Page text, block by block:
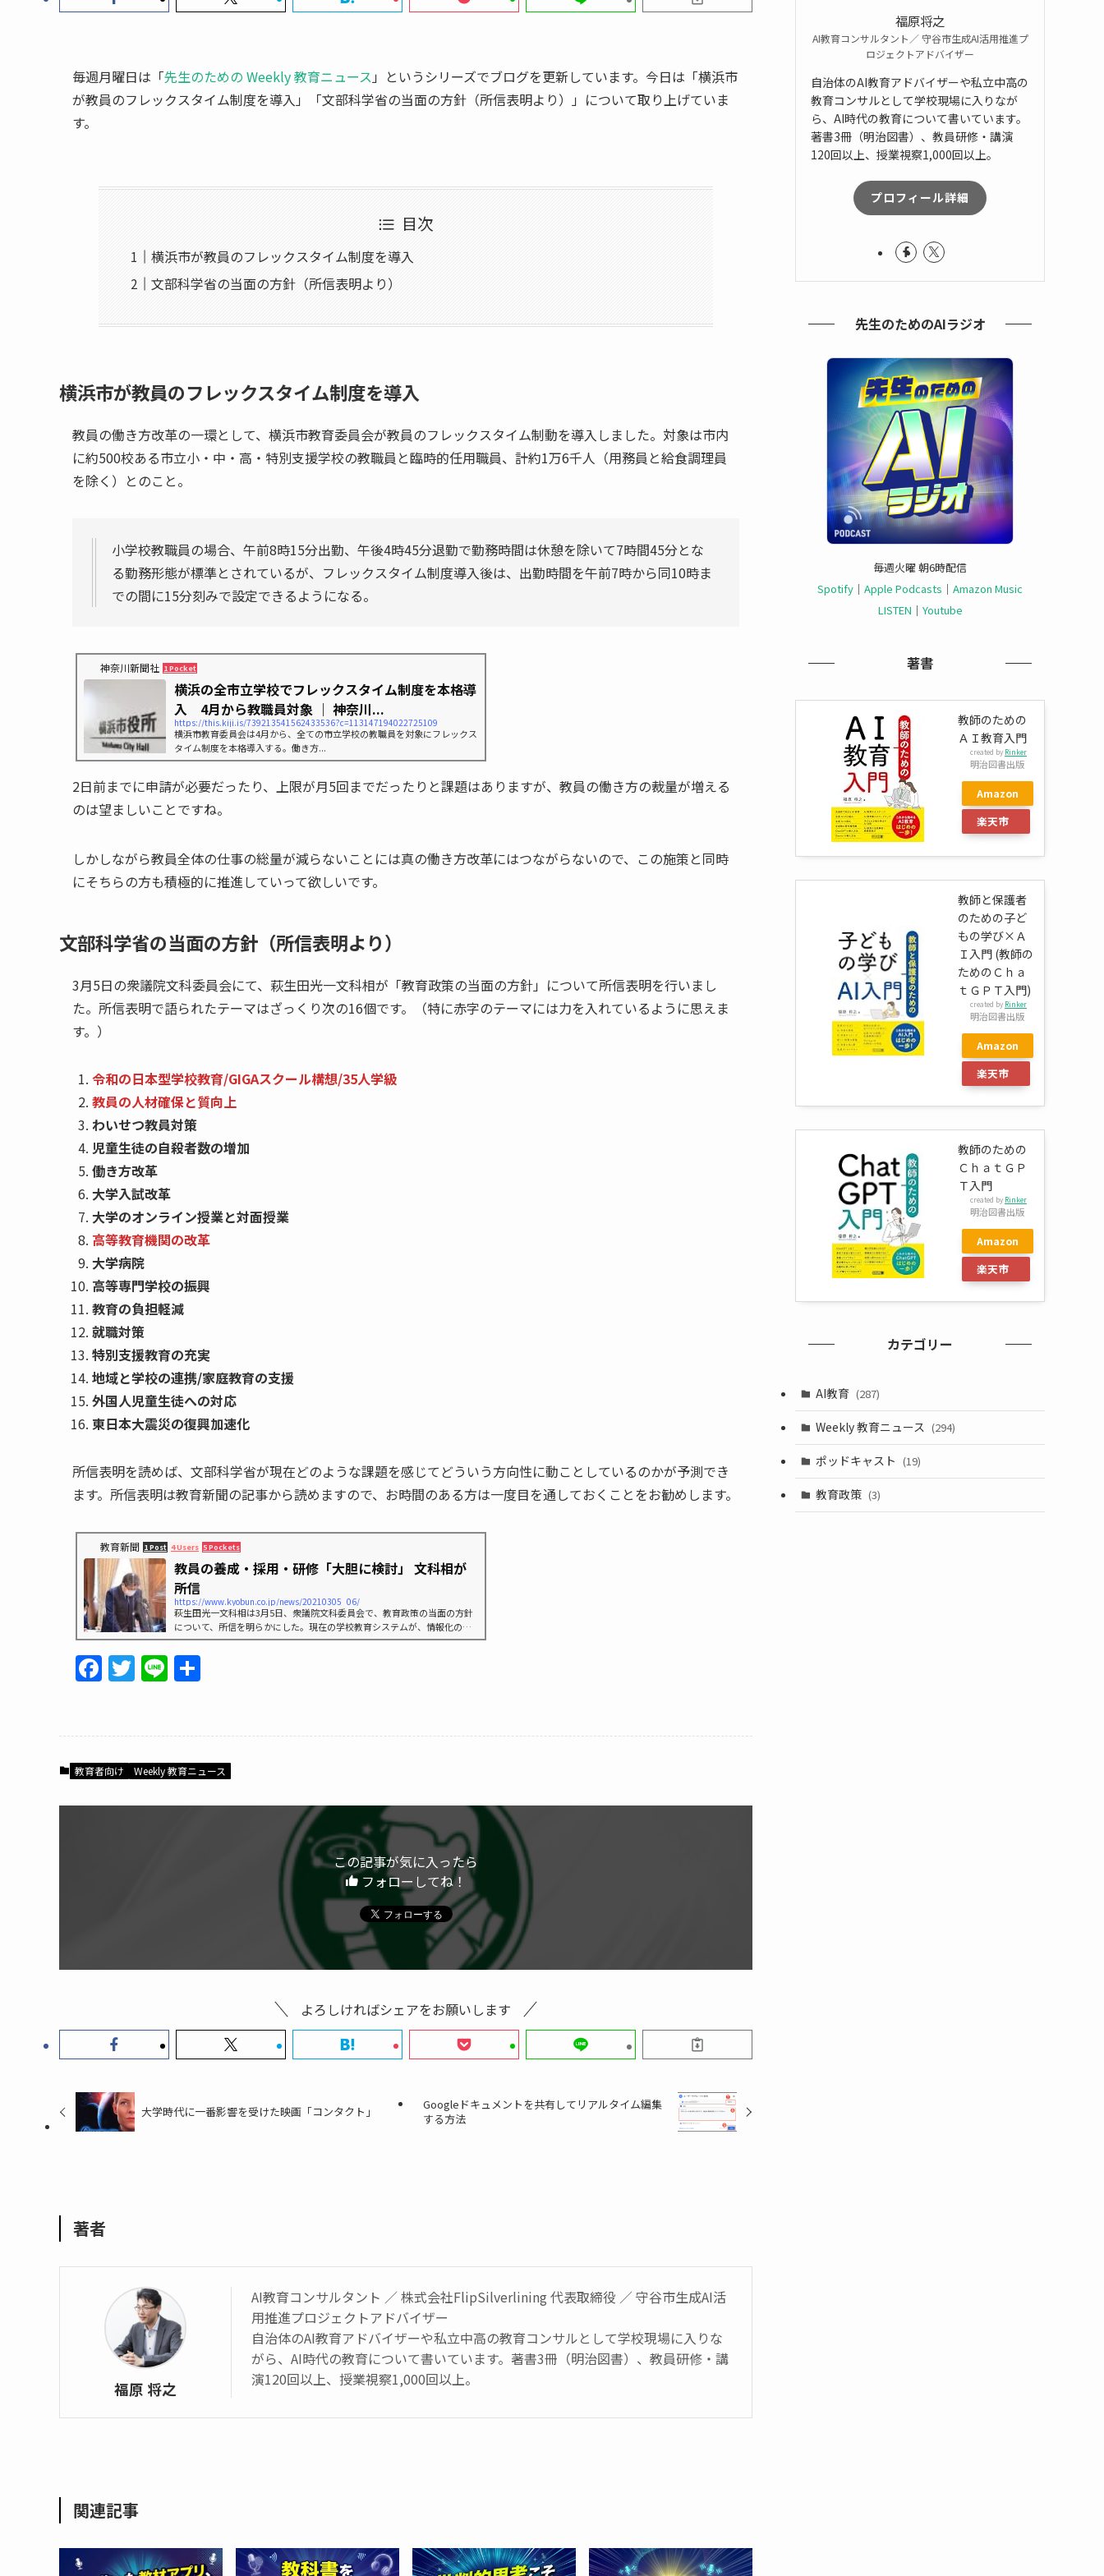
毎週月曜日は「先生のための Weekly 教育ニュース 」というシリーズでブログを更新しています。今日は「横浜市
が教員のフレックスタイム制度を導入」「文部科学省の当面の方針（所信表明より）」について取り上げていま
す。
目次
横浜市が教員のフレックスタイム制度を導入
文部科学省の当面の方針（所信表明より）
横浜市が教員のフレックスタイム制度を導入
教員の働き方改革の一環として、横浜市教育委員会が教員のフレックスタイム制動を導入しました。対象は市内
に約500校ある市立小・中・高・特別支援学校の教職員と臨時的任用職員、計約1万6千人（用務員と給食調理員
を除く）とのこと。
小学校教職員の場合、午前8時15分出勤、午後4時45分退勤で勤務時間は休憩を除いて7時間45分とな
る勤務形態が標準とされているが、フレックスタイム制度導入後は、出勤時間を午前7時から同10時ま
での間に15分刻みで設定できるようになる。
神奈川新聞社 1 Pocket
横浜の全市立学校でフレックスタイム制度を本格導
入 4月から教職員対象 ｜ 神奈川...
https://this.kiji.is/739213541562433536?c=113147194022725109
横浜市教育委員会は4月から、全ての市立学校の教職員を対象にフレックス
タイム制度を本格導入する。働き方...
2日前までに申請が必要だったり、上限が月5回までだったりと課題はありますが、教員の働き方の裁量が増える
のは望ましいことですね。
しかしながら教員全体の仕事の総量が減らないことには真の働き方改革にはつながらないので、この施策と同時
にそちらの方も積極的に推進していって欲しいです。
文部科学省の当面の方針（所信表明より）
3月5日の衆議院文科委員会にて、萩生田光一文科相が「教育政策の当面の方針」について所信表明を行いまし
た。所信表明で語られたテーマはざっくり次の16個です。（特に赤字のテーマには力を入れているように思えま
す。）
令和の日本型学校教育/GIGAスクール構想/35人学級
教員の人材確保と質向上
わいせつ教員対策
児童生徒の自殺者数の増加
働き方改革
大学入試改革
大学のオンライン授業と対面授業
高等教育機関の改革
大学病院
高等専門学校の振興
教育の負担軽減
就職対策
特別支援教育の充実
地域と学校の連携/家庭教育の支援
外国人児童生徒への対応
東日本大震災の復興加速化
所信表明を読めば、文部科学省が現在どのような課題を感じてどういう方向性に動ことしているのかが予測でき
ます。所信表明は教育新聞の記事から読めますので、お時間のある方は一度目を通しておくことをお勧めします。
教育新聞 1 Post 4 Users 5 Pockets
教員の養成・採用・研修「大胆に検討」 文科相が
所信
https://www.kyobun.co.jp/news/20210305_06/
萩生田光一文科相は3月5日、衆議院文科委員会で、教育政策の当面の方針
について、所信を明らかにした。現在の学校教育システムが、情報化の進
展など社会構造の変化に対応できていないとの指摘があることに触れ、「I
CTの活用と少人数学級を車の両輪」として「『令和の日本型学校教育』の
構築を目指す幕開けの年にすることを強く決意している」と強調。「新し
い学校教育の実現に向けては、教育の質を支える教師の力が何よりも重
F
a
e
b
o
T
w
er
Li
n
教育者向け Weekly 教育ニュース
この記事が気に入ったら
フォローしてね！
よろしければシェアをお願いします
大学時代に一番影響を受けた映画「コンタクト」
Googleドキュメントを共有してリアルタイム編集
する方法
著者
福原 将之
AI教育コンサルタント ／ 株式会社FlipSilverlining 代表取締役 ／ 守谷市生成AI活
用推進プロジェクトアドバイザー
自治体のAI教育アドバイザーや私立中高の教育コンサルとして学校現場に入りな
がら、AI時代の教育について書いています。著書3冊（明治図書）、教員研修・講
演120回以上、授業視察1,000回以上。
関連記事
福原将之
AI教育コンサルタント／ 守谷市生成AI活用推進プ
ロジェクトアドバイザー
自治体のAI教育アドバイザーや私立中高の
教育コンサルとして学校現場に入りなが
ら、AI時代の教育について書いています。
著書3冊（明治図書）、教員研修・講演
120回以上、授業視察1,000回以上。
プロフィール詳細
先生のためのAIラジオ
毎週火曜 朝6時配信
Spotify ｜ Apple Podcasts ｜ Amazon Music
LISTEN ｜ Youtube
著書
教師のための
ＡＩ教育入門
created by Rinker
明治図書出版
Amazon
楽天市
教師と保護者
のための子ど
もの学び×Ａ
Ｉ入門 (教師の
ためのＣｈａ
ｔＧＰＴ入門)
created by Rinker
明治図書出版
Amazon
楽天市
教師のための
ＣｈａｔＧＰ
Ｔ入門
created by Rinker
明治図書出版
Amazon
楽天市
カテゴリー
AI教育 (287)
Weekly 教育ニュース (294)
ポッドキャスト (19)
教育政策 (3)